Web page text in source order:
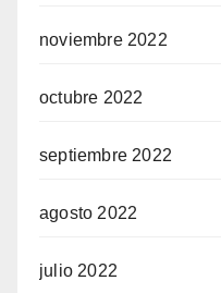
noviembre 2022
octubre 2022
septiembre 2022
agosto 2022
julio 2022